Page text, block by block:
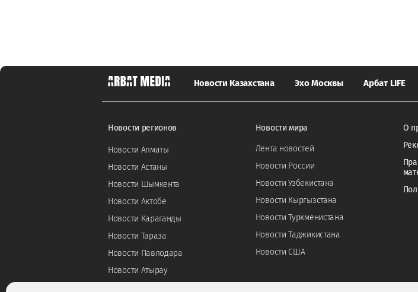
Новости Казахстана Эхо Москвы Арбат LIFE
Новости регионов
Новости Алматы
Новости Астаны
Новости Шымкента
Новости Актобе
Новости Караганды
Новости Тараза
Новости Павлодара
Новости Атырау
Новости мира
Лента новостей
Новости России
Новости Узбекистана
Новости Кыргызстана
Новости Туркменистана
Новости Таджикистана
Новости США
О